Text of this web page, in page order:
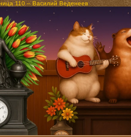
110 – Василий Веденеев